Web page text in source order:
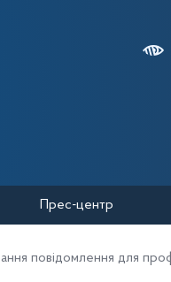
Прес-центр
повідомлення для